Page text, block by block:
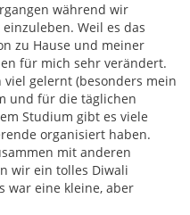
während wir
Weil es das
zu Hause und meiner
für mich sehr verändert.
gelernt (besonders mein
und für die täglichen
Studium gibt es viele
organisiert haben.
mit anderen
wir ein tolles Diwali
war eine kleine, aber